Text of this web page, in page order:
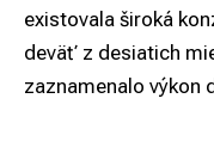
existovala široká
deväť z desiatich
zaznamenalo výkon